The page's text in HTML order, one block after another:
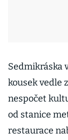
Sedmikráska
kousek vedle
nespočet
od stanice
restaurace